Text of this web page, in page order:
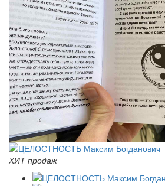
ХИТ продаж